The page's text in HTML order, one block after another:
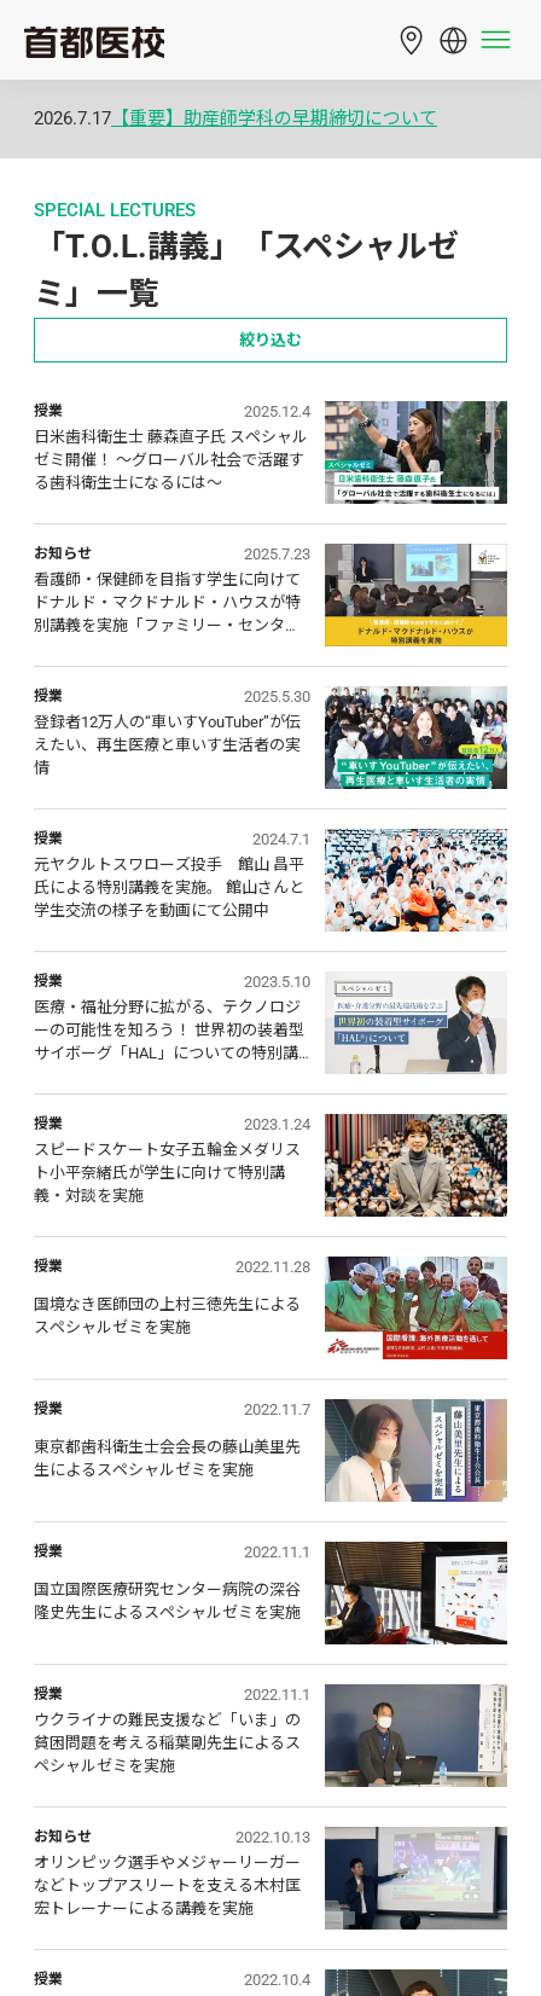
2026.7.17 【重要】助産師学科の早期締切について
SPECIAL LECTURES
「T.O.L.講義」「スペシャルゼ
ミ」一覧
絞り込む
授業
2025.12.4
日米歯科衛生士 藤森直子氏 スペシャル
ゼミ開催！ ～グローバル社会で活躍す
る歯科衛生士になるには～
お知らせ
2025.7.23
看護師・保健師を目指す学生に向けて
ドナルド・マクドナルド・ハウスが特
別講義を実施「ファミリー・センター
授業
2025.5.30
登録者12万人の“車いすYouTuber”が伝
えたい、再生医療と車いす生活者の実
情
授業
2024.7.1
元ヤクルトスワローズ投手　館山 昌平
氏による特別講義を実施。 館山さんと
学生交流の様子を動画にて公開中
授業
2023.5.10
医療・福祉分野に拡がる、テクノロジ
ーの可能性を知ろう！ 世界初の装着型
サイボーグ「HAL」についての特別講
授業
2023.1.24
スピードスケート女子五輪金メダリス
ト小平奈緒氏が学生に向けて特別講
義・対談を実施
授業 2022.11.28
国境なき医師団の上村三徳先生による
スペシャルゼミを実施
授業 2022.11.7
東京都歯科衛生士会会長の藤山美里先
生によるスペシャルゼミを実施
授業 2022.11.1
国立国際医療研究センター病院の深谷
隆史先生によるスペシャルゼミを実施
授業
2022.11.1
ウクライナの難民支援など「いま」の
貧困問題を考える稲葉剛先生によるス
ペシャルゼミを実施
お知らせ
2022.10.13
オリンピック選手やメジャーリーガー
などトップアスリートを支える木村匡
宏トレーナーによる講義を実施
授業 2022.10.4